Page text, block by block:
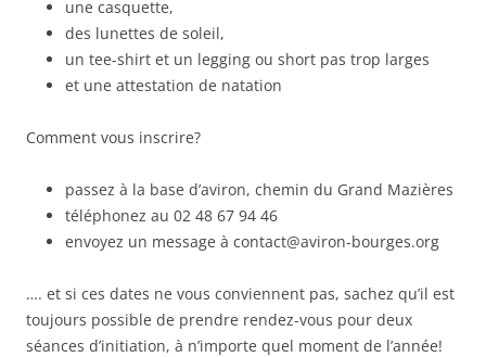
une casquette,
des lunettes de soleil,
un tee-shirt et un legging ou short pas trop larges
et une attestation de natation
Comment vous inscrire?
passez à la base d’aviron, chemin du Grand Mazières
téléphonez au 02 48 67 94 46
envoyez un message à contact@aviron-bourges.org
…. et si ces dates ne vous conviennent pas, sachez qu’il est
toujours possible de prendre rendez-vous pour deux
séances d’initiation, à n’importe quel moment de l’année!